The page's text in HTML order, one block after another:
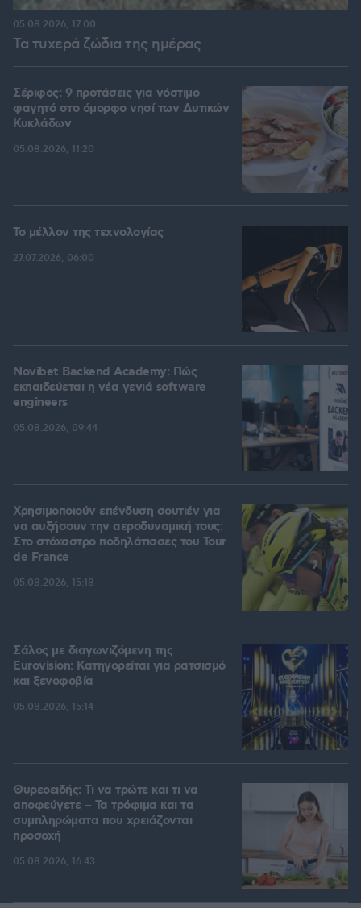
Τα τυχερά ζώδια της ημέρας
05.08.2026, 17:00
Σέριφος: 9 προτάσεις για νόστιμο
φαγητό στο όμορφο νησί των Δυτικών
Κυκλάδων
05.08.2026, 11:20
Το μέλλον της τεχνολογίας
27.07.2026, 06:00
Novibet Backend Academy: Πώς
εκπαιδεύεται η νέα γενιά software
engineers
05.08.2026, 09:44
Χρησιμοποιούν επένδυση σουτιέν για
να αυξήσουν την αεροδυναμική τους:
Στο στόχαστρο ποδηλάτισσες του Tour
de France
05.08.2026, 15:18
Σάλος με διαγωνιζόμενη της
Eurovision: Κατηγορείται για ρατσισμό
και ξενοφοβία
05.08.2026, 15:14
Θυρεοειδής: Τι να τρώτε και τι να
αποφεύγετε – Τα τρόφιμα και τα
συμπληρώματα που χρειάζονται
προσοχή
05.08.2026, 16:43